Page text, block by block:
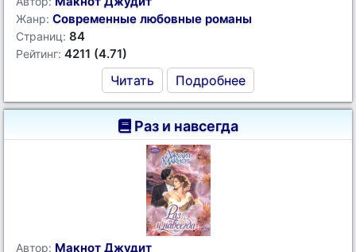
Жанр: Современные любовные романы
Страниц: 84
Рейтинг: 4211 (4.71)
Читать Подробнее
Раз и навсегда
Автор: Макнот Джудит